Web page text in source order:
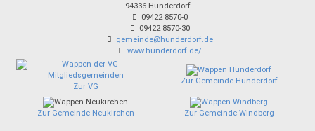
94336 Hunderdorf
09422 8570-0
09422 8570-30
gemeinde@hunderdorf.de
www.hunderdorf.de/
Zur VG
Zur Gemeinde Hunderdorf
Zur Gemeinde Neukirchen Zur Gemeinde Windberg